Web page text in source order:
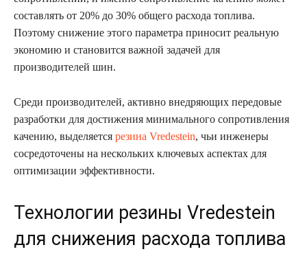
составлять от 20% до 30% общего расхода топлива.
Поэтому снижение этого параметра приносит реальную
экономию и становится важной задачей для
производителей шин.
Среди производителей, активно внедряющих передовые
разработки для достижения минимального сопротивления
качению, выделяется резина Vredestein, чьи инженеры
сосредоточены на нескольких ключевых аспектах для
оптимизации эффективности.
Технологии резины Vredestein
для снижения расхода топлива